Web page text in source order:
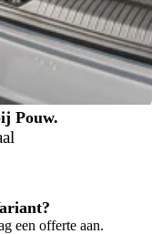
Pouw.
een offerte aan.